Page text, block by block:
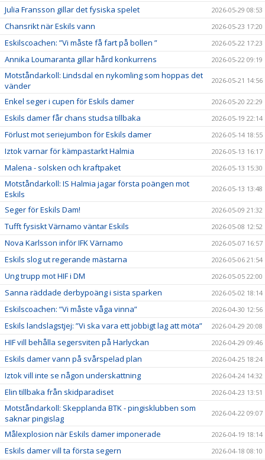
Julia Fransson gillar det fysiska spelet 2026-05-29 08:53
Chansrikt när Eskils vann 2026-05-23 17:20
Eskilscoachen: ”Vi måste få fart på bollen ” 2026-05-22 17:23
Annika Loumaranta gillar hård konkurrens 2026-05-22 09:19
Motståndarkoll: Lindsdal en nykomling som hoppas det
vänder
2026-05-21 14:56
Enkel seger i cupen för Eskils damer 2026-05-20 22:29
Eskils damer får chans studsa tillbaka 2026-05-19 22:14
Förlust mot seriejumbon för Eskils damer 2026-05-14 18:55
Iztok varnar för kämpastarkt Halmia 2026-05-13 16:17
Malena - solsken och kraftpaket 2026-05-13 15:30
Motståndarkoll: IS Halmia jagar första poängen mot
Eskils
2026-05-13 13:48
Seger för Eskils Dam! 2026-05-09 21:32
Tufft fysiskt Värnamo väntar Eskils 2026-05-08 12:52
Nova Karlsson inför IFK Värnamo 2026-05-07 16:57
Eskils slog ut regerande mästarna 2026-05-06 21:54
Ung trupp mot HIF i DM 2026-05-05 22:00
Sanna räddade derbypoäng i sista sparken 2026-05-02 18:14
Eskilscoachen: ”Vi måste våga vinna” 2026-04-30 12:56
Eskils landslagstjej: ”Vi ska vara ett jobbigt lag att möta” 2026-04-29 20:08
HIF vill behålla segersviten på Harlyckan 2026-04-29 09:46
Eskils damer vann på svårspelad plan 2026-04-25 18:24
Iztok vill inte se någon underskattning 2026-04-24 14:32
Elin tillbaka från skidparadiset 2026-04-23 13:51
Motståndarkoll: Skepplanda BTK - pingisklubben som
saknar pingislag
2026-04-22 09:07
Målexplosion när Eskils damer imponerade 2026-04-19 18:14
Eskils damer vill ta första segern 2026-04-18 08:10